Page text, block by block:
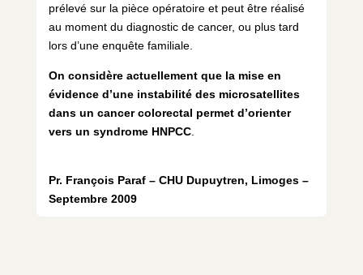
prélevé sur la pièce opératoire et peut être réalisé
au moment du diagnostic de cancer, ou plus tard
lors d’une enquête familiale.
On considère actuellement que la mise en
évidence d’une instabilité des microsatellites
dans un cancer colorectal permet d’orienter
vers un syndrome HNPCC.
Pr. François Paraf – CHU Dupuytren, Limoges –
Septembre 2009